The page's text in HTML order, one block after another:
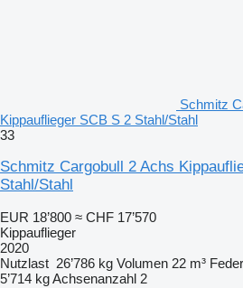
Schmitz
Kippauflieger SCB S 2 Stahl/Stahl
33
Schmitz Cargobull 2 Achs
Stahl/Stahl
EUR 18’800 ≈ CHF 17’570
Kippauflieger
2020
Nutzlast 26’786 kg Volumen 22 m³
5’714 kgAchsenanzahl 2